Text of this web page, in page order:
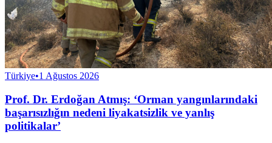
Türkiye•1 Ağustos 2026
Prof. Dr. Erdoğan Atmış: ‘Orman yangınlarındaki
başarısızlığın nedeni liyakatsizlik ve yanlış
politikalar’